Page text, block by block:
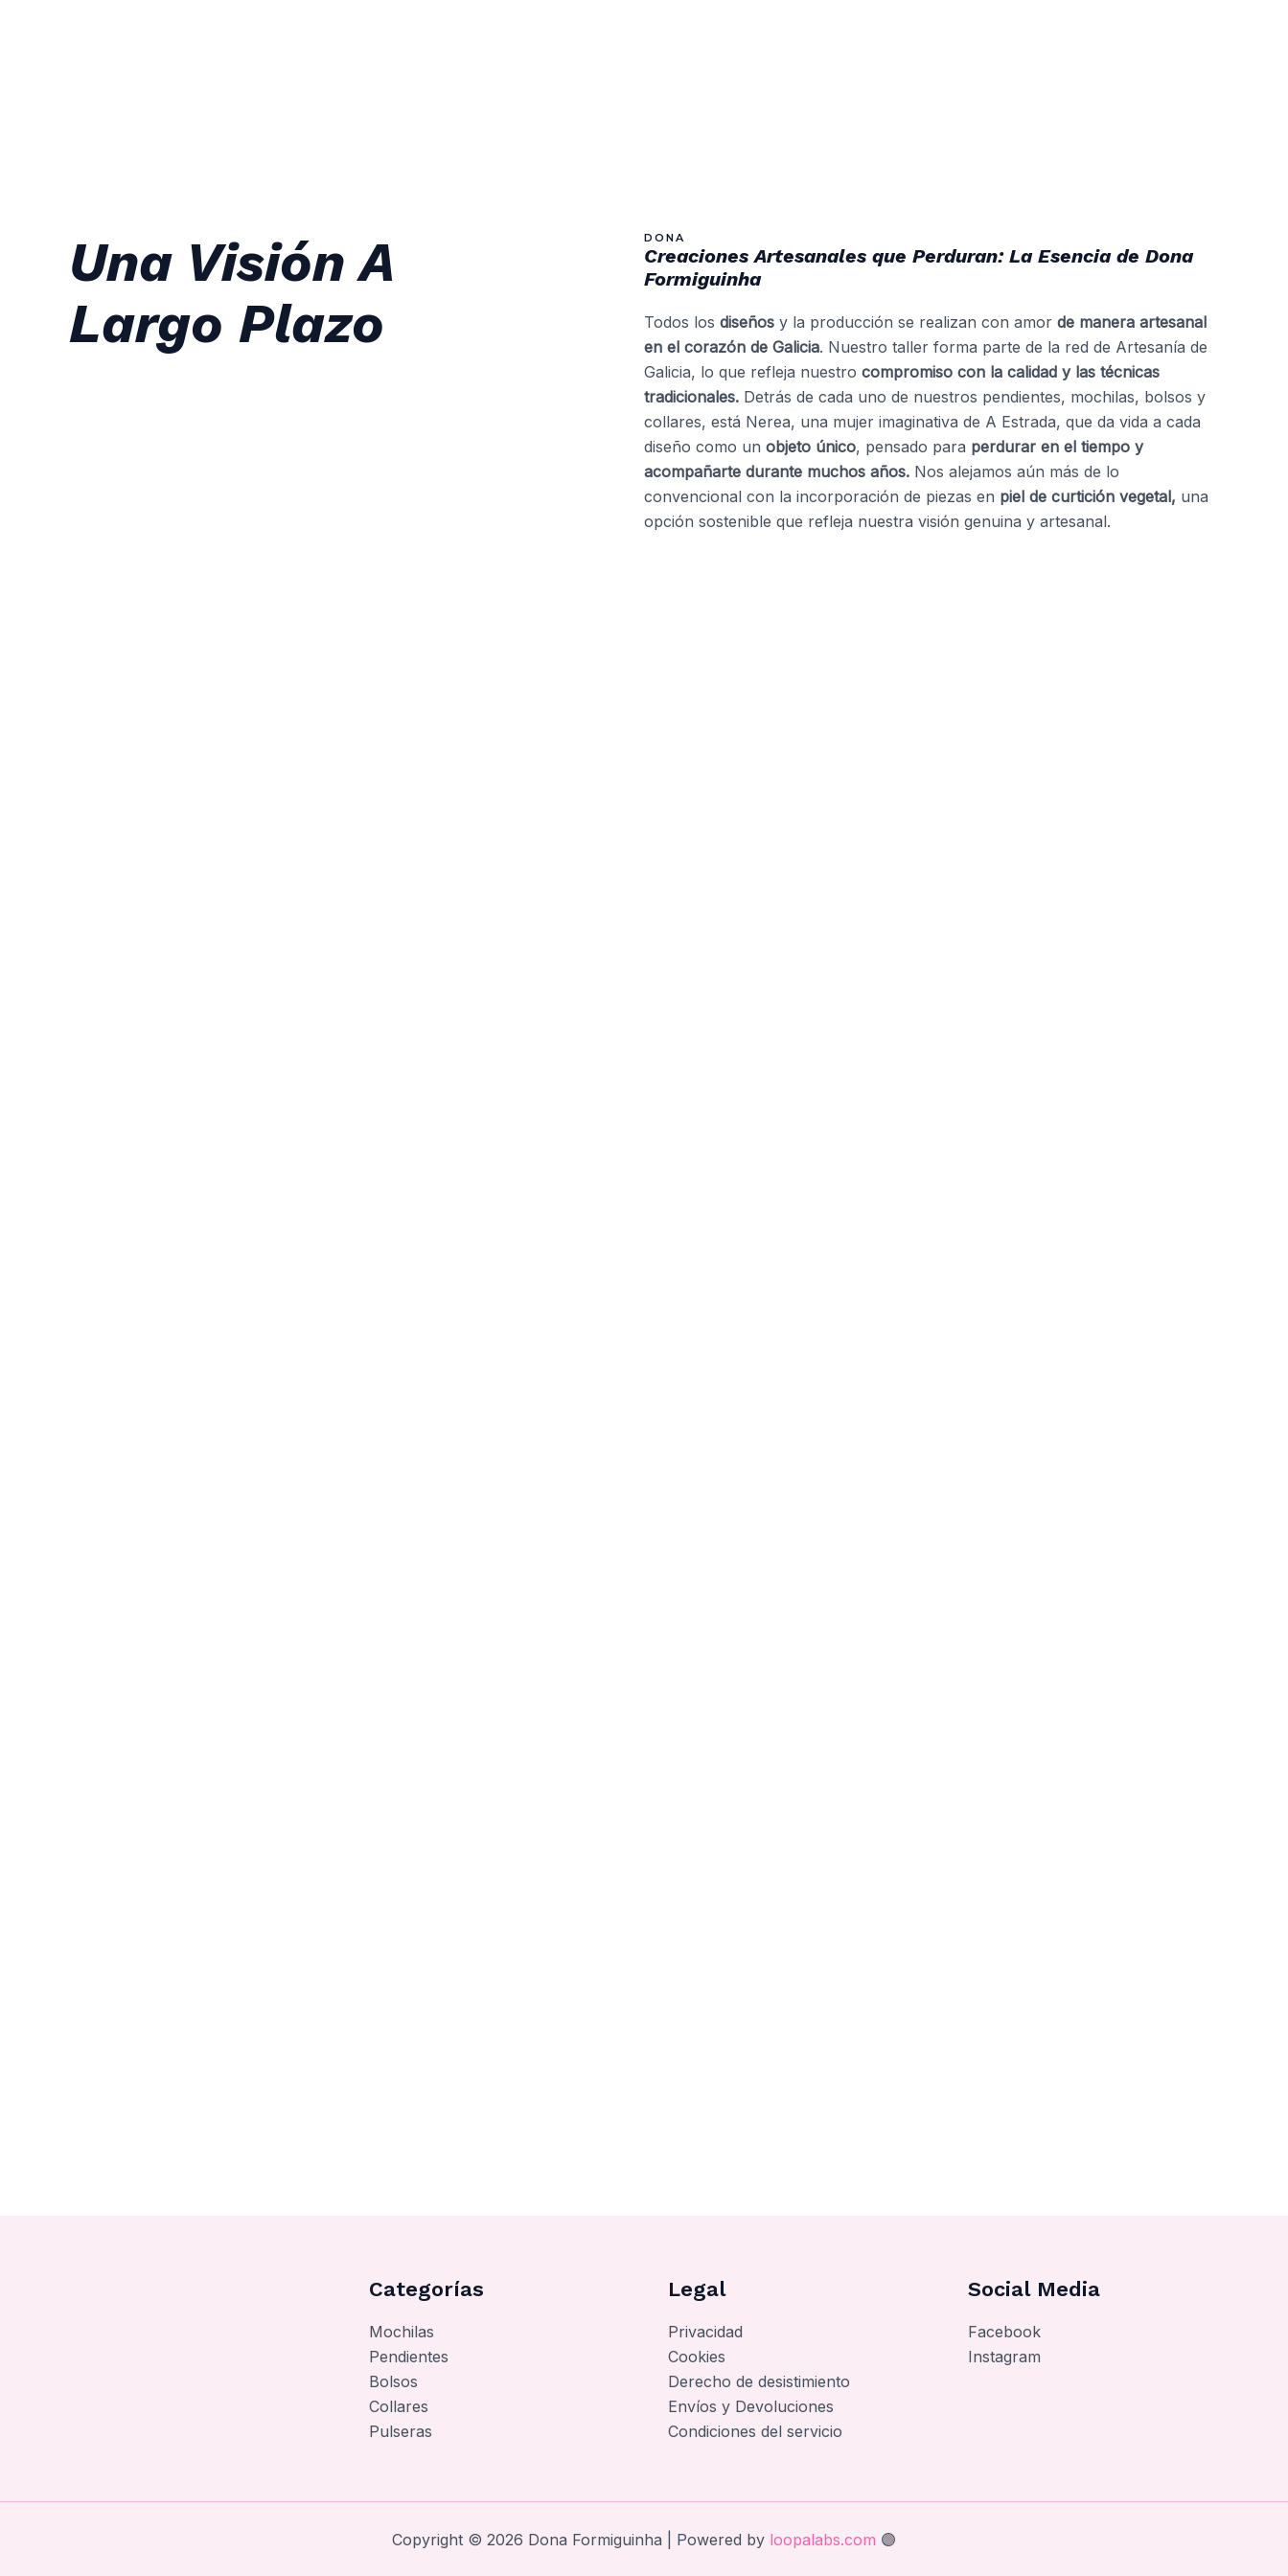
Una Visión A
Largo Plazo
DONA
Creaciones Artesanales que Perduran: La Esencia de Dona
Formiguinha
Todos los diseños y la producción se realizan con amor de manera artesanal
en el corazón de Galicia. Nuestro taller forma parte de la red de Artesanía de
Galicia, lo que refleja nuestro compromiso con la calidad y las técnicas
tradicionales. Detrás de cada uno de nuestros pendientes, mochilas, bolsos y
collares, está Nerea, una mujer imaginativa de A Estrada, que da vida a cada
diseño como un objeto único, pensado para perdurar en el tiempo y
acompañarte durante muchos años. Nos alejamos aún más de lo
convencional con la incorporación de piezas en piel de curtición vegetal, una
opción sostenible que refleja nuestra visión genuina y artesanal.
Categorías
Mochilas
Pendientes
Bolsos
Collares
Pulseras
Legal
Privacidad
Cookies
Derecho de desistimiento
Envíos y Devoluciones
Condiciones del servicio
Social Media
Facebook
Instagram
Copyright © 2026 Dona Formiguinha | Powered by loopalabs.com 🟣